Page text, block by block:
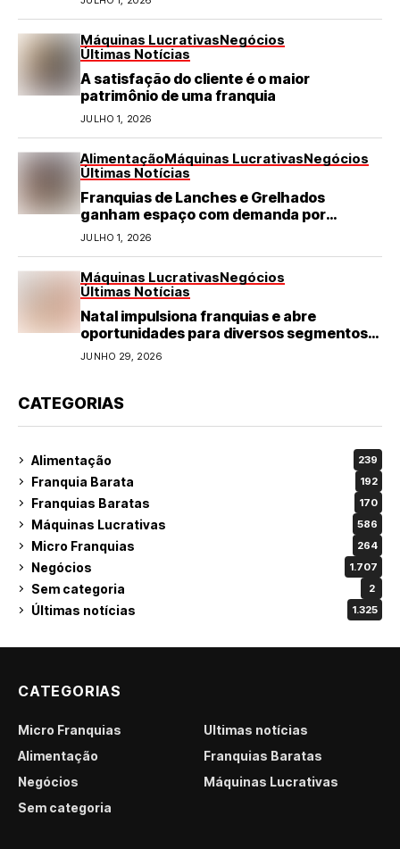
Máquinas LucrativasNegócios
Últimas Notícias
A satisfação do cliente é o maior
patrimônio de uma franquia
JULHO 1, 2026
AlimentaçãoMáquinas LucrativasNegócios
Últimas Notícias
Franquias de Lanches e Grelhados
ganham espaço com demanda por
refeições rápidas e de qualidade
JULHO 1, 2026
Máquinas LucrativasNegócios
Últimas Notícias
Natal impulsiona franquias e abre
oportunidades para diversos segmentos
do varejo
JUNHO 29, 2026
CATEGORIAS
Alimentação 239
Franquia Barata 192
Franquias Baratas 170
Máquinas Lucrativas 586
Micro Franquias 264
Negócios 1.707
Sem categoria 2
Últimas notícias 1.325
CATEGORIAS
Micro Franquias
Últimas notícias
Alimentação
Franquias Baratas
Negócios
Máquinas Lucrativas
Sem categoria